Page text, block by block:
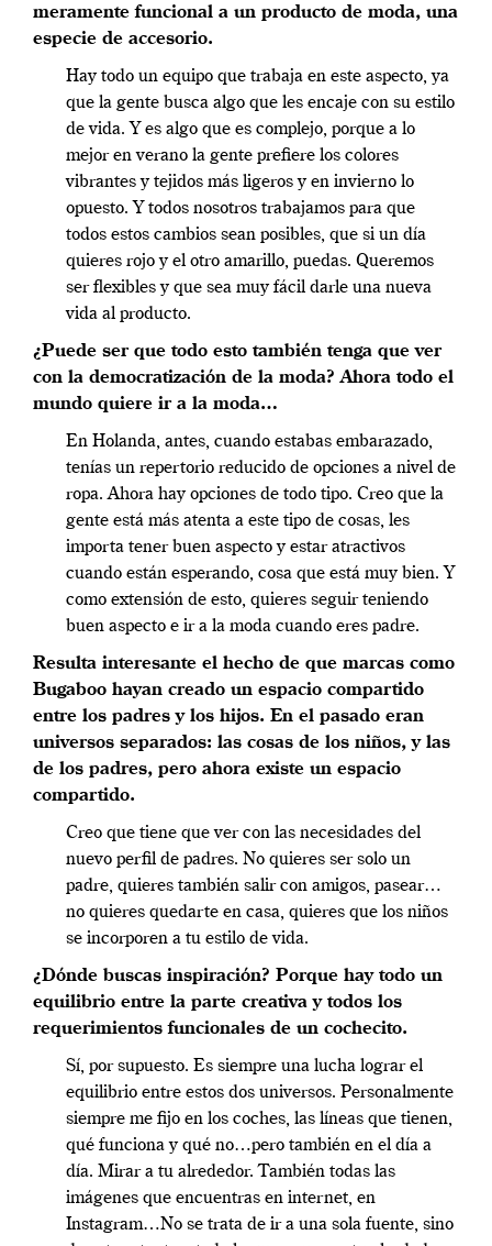
meramente funcional a un producto de moda, una
especie de accesorio.
Hay todo un equipo que trabaja en este aspecto, ya
que la gente busca algo que les encaje con su estilo
de vida. Y es algo que es complejo, porque a lo
mejor en verano la gente prefiere los colores
vibrantes y tejidos más ligeros y en invierno lo
opuesto. Y todos nosotros trabajamos para que
todos estos cambios sean posibles, que si un día
quieres rojo y el otro amarillo, puedas. Queremos
ser flexibles y que sea muy fácil darle una nueva
vida al producto.
¿Puede ser que todo esto también tenga que ver
con la democratización de la moda? Ahora todo el
mundo quiere ir a la moda…
En Holanda, antes, cuando estabas embarazado,
tenías un repertorio reducido de opciones a nivel de
ropa. Ahora hay opciones de todo tipo. Creo que la
gente está más atenta a este tipo de cosas, les
importa tener buen aspecto y estar atractivos
cuando están esperando, cosa que está muy bien. Y
como extensión de esto, quieres seguir teniendo
buen aspecto e ir a la moda cuando eres padre.
Resulta interesante el hecho de que marcas como
Bugaboo hayan creado un espacio compartido
entre los padres y los hijos. En el pasado eran
universos separados: las cosas de los niños, y las
de los padres, pero ahora existe un espacio
compartido.
Creo que tiene que ver con las necesidades del
nuevo perfil de padres. No quieres ser solo un
padre, quieres también salir con amigos, pasear…
no quieres quedarte en casa, quieres que los niños
se incorporen a tu estilo de vida.
¿Dónde buscas inspiración? Porque hay todo un
equilibrio entre la parte creativa y todos los
requerimientos funcionales de un cochecito.
Sí, por supuesto. Es siempre una lucha lograr el
equilibrio entre estos dos universos. Personalmente
siempre me fijo en los coches, las líneas que tienen,
qué funciona y qué no…pero también en el día a
día. Mirar a tu alrededor. También todas las
imágenes que encuentras en internet, en
Instagram…No se trata de ir a una sola fuente, sino